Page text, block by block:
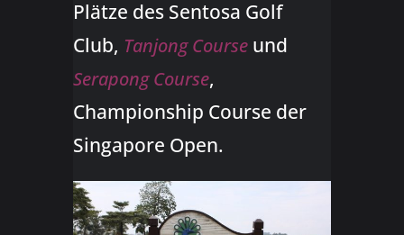
Plätze des Sentosa Golf
Club, Tanjong Courseund
Serapong Course,
Championship Course der
Singapore Open.